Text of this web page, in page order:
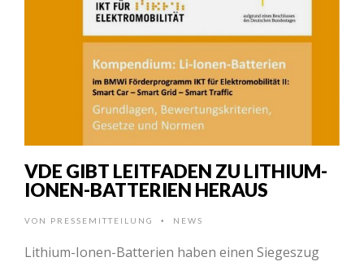
VDE GIBT LEITFADEN ZU LITHIUM-
IONEN-BATTERIEN HERAUS
VON PRESSEMITTEILUNG • NEWS
Lithium-Ionen-Batterien haben einen Siegeszug